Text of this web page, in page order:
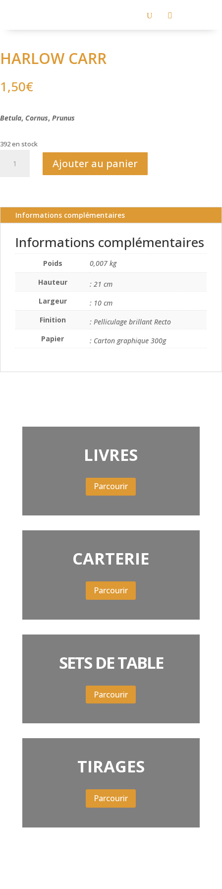
U 
HARLOW CARR
1,50€
Betula, Cornus, Prunus
392 en stock
Ajouter au panier
Informations complémentaires
Informations complémentaires
Poids
0,007 kg
Hauteur
: 21 cm
Largeur
: 10 cm
Finition
: Pelliculage brillant Recto
Papier
: Carton graphique 300g
LIVRES
Parcourir
CARTERIE
Parcourir
SETS DE TABLE
Parcourir
TIRAGES
Parcourir